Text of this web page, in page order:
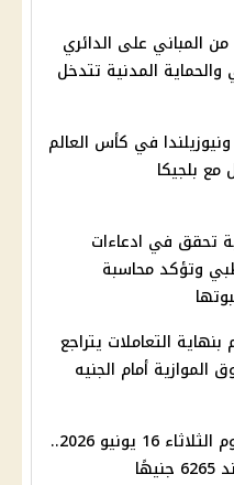
المباني على الدائري
والحماية المدنية تتدخل
في كأس العالم
تحقق في ادعاءات
وتؤكد محاسبة
بنهاية التعاملات يتراجع
الموازية أمام الجنيه
أسعار الذهب اليوم الثلاثاء 16 يونيو 2026..